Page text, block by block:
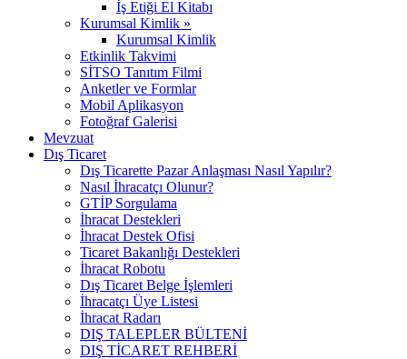
İş Etiği El Kitabı
Kurumsal Kimlik »
Kurumsal Kimlik
Etkinlik Takvimi
SİTSO Tanıtım Filmi
Anketler ve Formlar
Mobil Aplikasyon
Fotoğraf Galerisi
Mevzuat
Dış Ticaret
Dış Ticarette Pazar Anlaşması Nasıl Yapılır?
Nasıl İhracatçı Olunur?
GTİP Sorgulama
İhracat Destekleri
İhracat Destek Ofisi
Ticaret Bakanlığı Destekleri
İhracat Robotu
Dış Ticaret Belge İşlemleri
İhracatçı Üye Listesi
İhracat Radarı
DIŞ TALEPLER BÜLTENİ
DIŞ TİCARET REHBERİ